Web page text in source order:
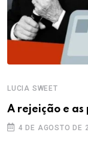
LUCIA SWEET
A rejeição e as
4 DE AGOSTO DE